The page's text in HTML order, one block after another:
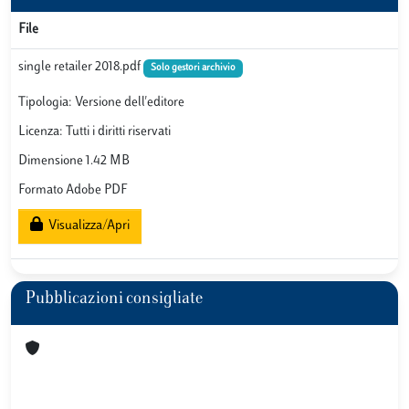
File
single retailer 2018.pdf Solo gestori archivio
Tipologia: Versione dell'editore
Licenza: Tutti i diritti riservati
Dimensione 1.42 MB
Formato Adobe PDF
Visualizza/Apri
Pubblicazioni consigliate